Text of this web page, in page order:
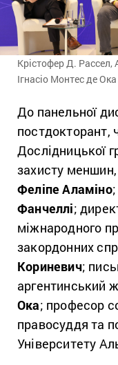
Крістофер Д. Рассел,
Ігнасіо Монтес де Ока
До панельної
постдокторант,
Дослідницької
захисту
Феліпе Аламіно
Фанчеллі;
міжнародного
закордонних
Кориневич;
аргентинський
Ока; професор
правосуддя та
Університету